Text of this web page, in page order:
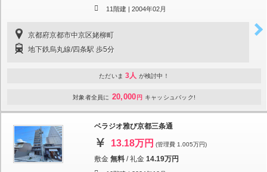
11階建 | 2004年02月
京都府京都市中京区姥柳町
地下鉄烏丸線/四条駅 歩5分
ただいま 3人 が検討中！
対象者全員に 20,000 円 キャッシュバック!
ベラジオ雅び京都三条通
13.18万円 (管理費 1.005万円)
敷金 無料 /礼金 14.19万円